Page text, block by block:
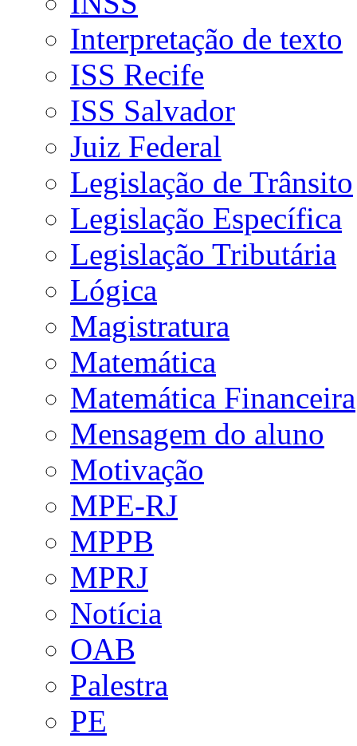
Interpretação de texto
ISS Recife
ISS Salvador
Juiz Federal
Legislação de Trânsito
Legislação Específica
Legislação Tributária
Lógica
Magistratura
Matemática
Matemática Financeira
Mensagem do aluno
Motivação
MPE-RJ
MPPB
MPRJ
Notícia
OAB
Palestra
PE